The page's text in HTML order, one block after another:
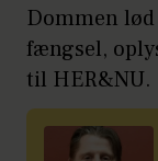
Dommen
fængsel,
til HER&NU.